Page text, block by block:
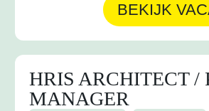
BEKIJK
HRIS ARCHITECT /
MANAGER